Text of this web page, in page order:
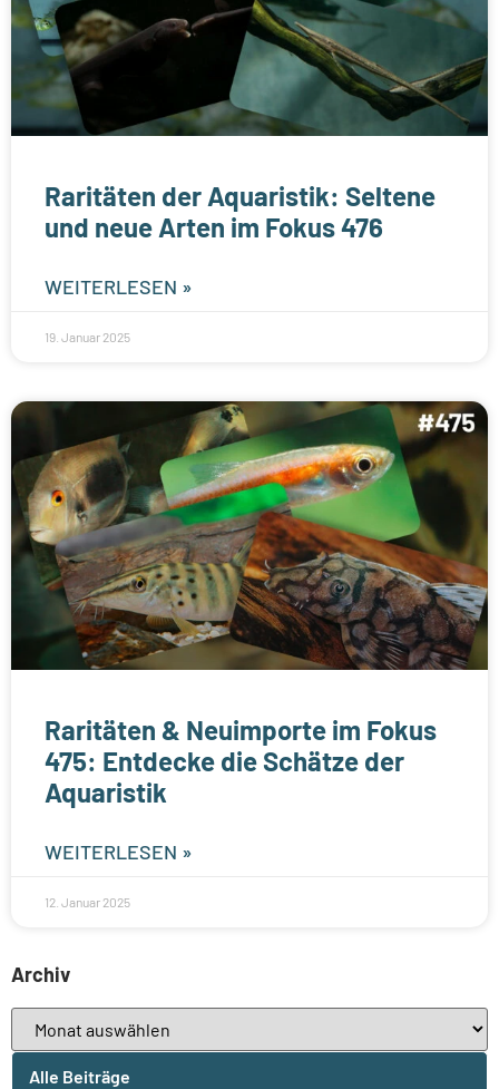
Raritäten der Aquaristik: Seltene
und neue Arten im Fokus 476
WEITERLESEN »
19. Januar 2025
Raritäten & Neuimporte im Fokus
475: Entdecke die Schätze der
Aquaristik
WEITERLESEN »
12. Januar 2025
Archiv
Alle Beiträge